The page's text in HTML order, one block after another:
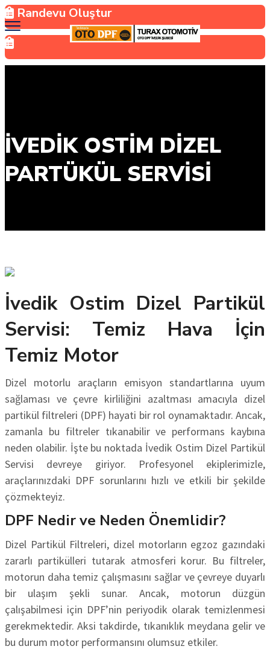
Randevu Oluştur
İVEDIK OSTIM DIZEL
PARTÜKÜL SERVISI
İvedik Ostim Dizel Partikül
Servisi: Temiz Hava İçin
Temiz Motor
Dizel motorlu araçların emisyon standartlarına uyum
sağlaması ve çevre kirliliğini azaltması amacıyla dizel
partikül filtreleri (DPF) hayati bir rol oynamaktadır. Ancak,
zamanla bu filtreler tıkanabilir ve performans kaybına
neden olabilir. İşte bu noktada İvedik Ostim Dizel Partikül
Servisi devreye giriyor. Profesyonel ekiplerimizle,
araçlarınızdaki DPF sorunlarını hızlı ve etkili bir şekilde
çözmekteyiz.
DPF Nedir ve Neden Önemlidir?
Dizel Partikül Filtreleri, dizel motorların egzoz gazındaki
zararlı partikülleri tutarak atmosferi korur. Bu filtreler,
motorun daha temiz çalışmasını sağlar ve çevreye duyarlı
bir ulaşım şekli sunar. Ancak, motorun düzgün
çalışabilmesi için DPF’nin periyodik olarak temizlenmesi
gerekmektedir. Aksi takdirde, tıkanıklık meydana gelir ve
bu durum motor performansını olumsuz etkiler.